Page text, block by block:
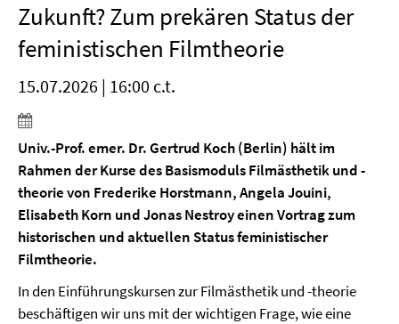
Zukunft? Zum prekären Status der
feministischen Filmtheorie
15.07.2026 | 16:00 c.t.
Univ.-Prof. emer. Dr. Gertrud Koch (Berlin) hält im
Rahmen der Kurse des Basismoduls Filmästhetik und -
theorie von Frederike Horstmann, Angela Jouini,
Elisabeth Korn und Jonas Nestroy einen Vortrag zum
historischen und aktuellen Status feministischer
Filmtheorie.
In den Einführungskursen zur Filmästhetik und -theorie
beschäftigen wir uns mit der wichtigen Frage, wie eine